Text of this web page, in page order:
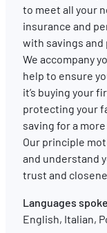
to meet all your
insurance and
with savings
We accompany
help to ensure
it’s buying your
protecting your
saving for a
Our principle
and understand
trust and
Languages
English, Italian,